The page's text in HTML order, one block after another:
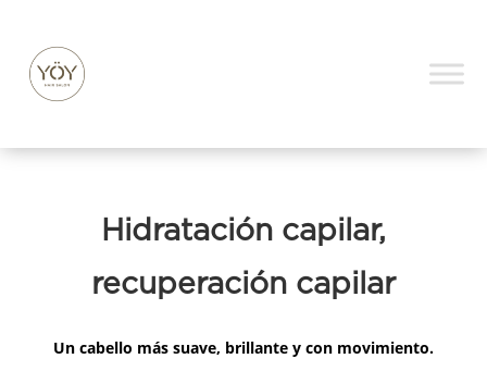
Hidratación capilar,
recuperación capilar
Un cabello más suave, brillante y con movimiento.